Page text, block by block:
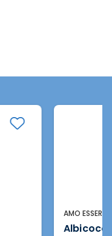
AMO ESSERE